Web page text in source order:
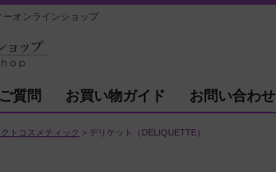
オンラインショップ
質問 お買い物ガイド お問い合わせ
トコスメティック デリケット（DELIQUETTE）